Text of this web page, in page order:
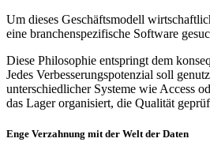
Um dieses Geschäftsmodell
eine branchenspezifische Software
Diese Philosophie entspringt dem
Jedes Verbesserungspotenzial soll
unterschiedlicher Systeme wie Access
das Lager organisiert, die Qualität
Enge Verzahnung mit der Welt der Daten